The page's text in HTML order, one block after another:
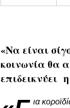
«Να είναι
κοινωνία θα
επιδεικνύει
ια